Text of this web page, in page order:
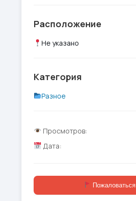
Расположение
Не указано
Категория
Разное
Просмотров:
Дата:
Пожаловаться